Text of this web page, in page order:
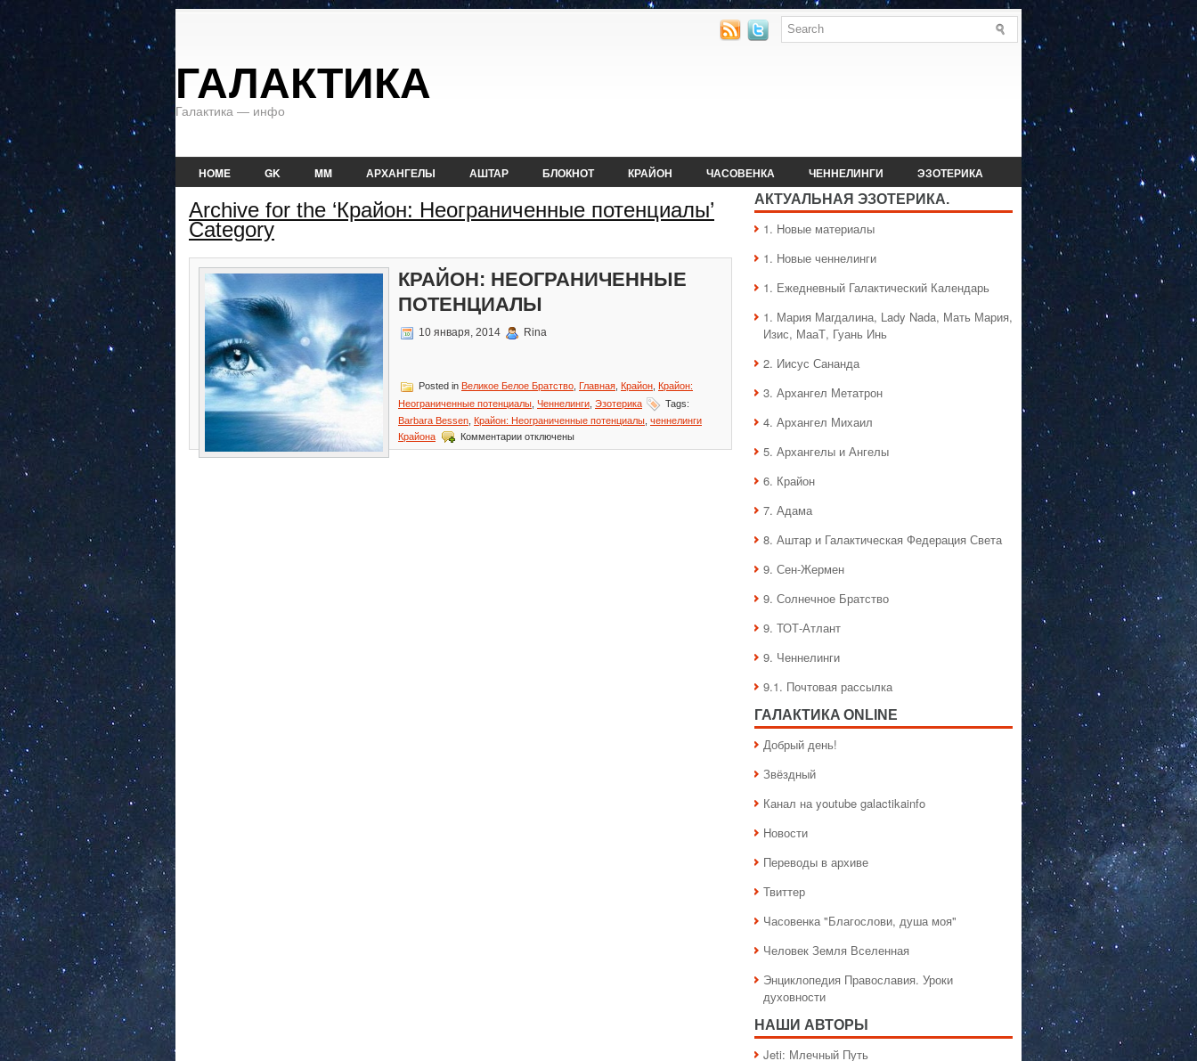
ГАЛАКТИКА
Галактика — инфо
HOME GK MM АРХАНГЕЛЫ АШТАР БЛОКНОТ КРАЙОН ЧАСОВЕНКА ЧЕННЕЛИНГИ ЭЗОТЕРИКА
Archive for the ‘Крайон: Неограниченные потенциалы’
Category
КРАЙОН: НЕОГРАНИЧЕННЫЕ
ПОТЕНЦИАЛЫ
10 января, 2014 Rina
Posted in Великое Белое Братство Главная Крайон Крайон:
Неограниченные потенциалы Ченнелинги Эзотерика
Tags:
Barbara Bessen Крайон: Неограниченные потенциалы ченнелинги
Крайона
Комментариик
записи
отключены
АКТУАЛЬНАЯ ЭЗОТЕРИКА.
1. Hовые материалы
1. Hовые ченнелинги
1. Ежедневный Галактический Календарь
1. Мария Магдалина, Lady Nada, Мать Мария,
Изис, МааТ, Гуань Инь
2. Иисус Сананда
3. Архангел Метатрон
4. Архангел Михаил
5. Архангелы и Ангелы
6. Крайон
7. Адама
8. Аштар и Галактическая Федерация Света
9. Сен-Жермен
9. Солнечное Братство
9. ТОТ-Атлант
9. Ченнелинги
9.1. Почтовая рассылка
ГАЛАКТИКA ONLINE
Добрый день!
Звёздный
Канал на youtube galactikainfo
Новости
Переводы в архиве
Твиттер
Часовенка "Благослови, душа моя"
Человек Земля Вселенная
Энциклопедия Православия. Уроки
духовности
НАШИ АВТОРЫ
Jeti: Млечный Путь